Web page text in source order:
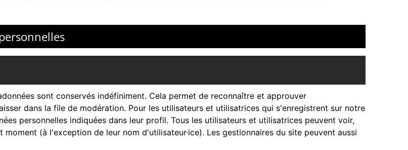
sont conservés indéfiniment. Cela permet de reconnaître et approuver
dans la file de modération. Pour les utilisateurs et utilisatrices qui s'enregistrent sur notre
personnelles indiquées dans leur profil. Tous les utilisateurs et utilisatrices peuvent voir,
(à l'exception de leur nom d'utilisateur·ice). Les gestionnaires du site peuvent aussi